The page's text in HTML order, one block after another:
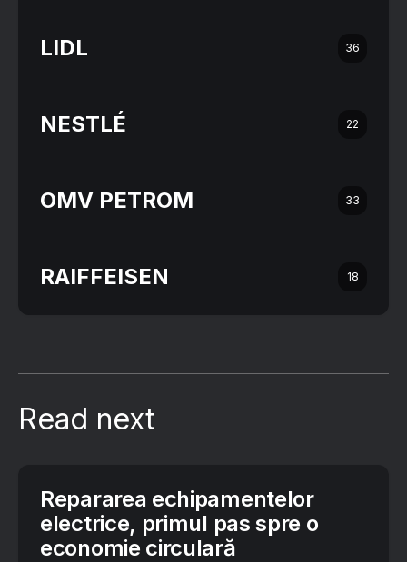
LIDL 36
NESTLÉ 22
OMV PETROM 33
RAIFFEISEN 18
Read next
Repararea echipamentelor
electrice, primul pas spre o
economie circulară